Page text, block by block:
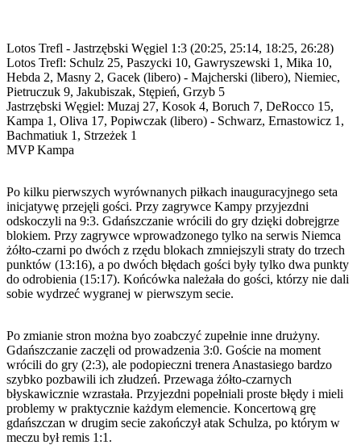
Lotos Trefl - Jastrzębski Węgiel 1:3 (20:25, 25:14, 18:25, 26:28)
Lotos Trefl: Schulz 25, Paszycki 10, Gawryszewski 1, Mika 10,
Hebda 2, Masny 2, Gacek (libero) - Majcherski (libero), Niemiec,
Pietruczuk 9, Jakubiszak, Stępień, Grzyb 5
Jastrzębski Węgiel: Muzaj 27, Kosok 4, Boruch 7, DeRocco 15,
Kampa 1, Oliva 17, Popiwczak (libero) - Schwarz, Ernastowicz 1,
Bachmatiuk 1, Strzeżek 1
MVP Kampa
Po kilku pierwszych wyrównanych piłkach inauguracyjnego seta
inicjatywę przejęli gości. Przy zagrywce Kampy przyjezdni
odskoczyli na 9:3. Gdańszczanie wrócili do gry dzięki dobrejgrze
blokiem. Przy zagrywce wprowadzonego tylko na serwis Niemca
żółto-czarni po dwóch z rzędu blokach zmniejszyli straty do trzech
punktów (13:16), a po dwóch błędach gości były tylko dwa punkty
do odrobienia (15:17). Końcówka należała do gości, którzy nie dali
sobie wydrzeć wygranej w pierwszym secie.
Po zmianie stron można byo zoabczyć zupełnie inne drużyny.
Gdańszczanie zaczęli od prowadzenia 3:0. Goście na moment
wrócili do gry (2:3), ale podopieczni trenera Anastasiego bardzo
szybko pozbawili ich złudzeń. Przewaga żółto-czarnych
błyskawicznie wzrastała. Przyjezdni popełniali proste błędy i mieli
problemy w praktycznie każdym elemencie. Koncertową grę
gdańszczan w drugim secie zakończył atak Schulza, po którym w
meczu był remis 1:1.